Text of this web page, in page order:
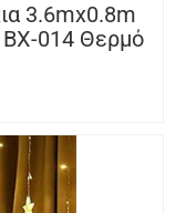
3.6mx0.8m
BX-014 Θερμό